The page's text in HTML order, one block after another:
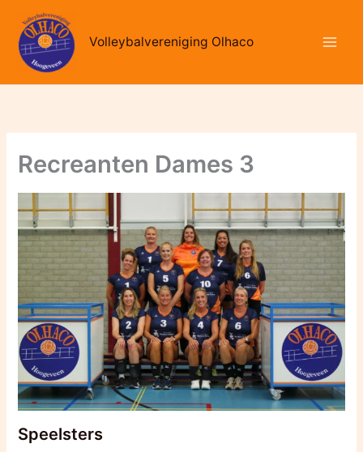
naar
inhoud
Volleybalvereniging Olhaco
Recreanten Dames 3
Speelsters